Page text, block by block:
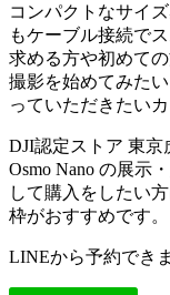
コンパクトなサイ
もケーブル接続で
求める方や初めて
撮影を始めてみた
っていただきたいカ
DJI認定ストア 東京
Osmo Nano の展示
して購入をしたい
枠がおすすめです。
LINEから予約でき